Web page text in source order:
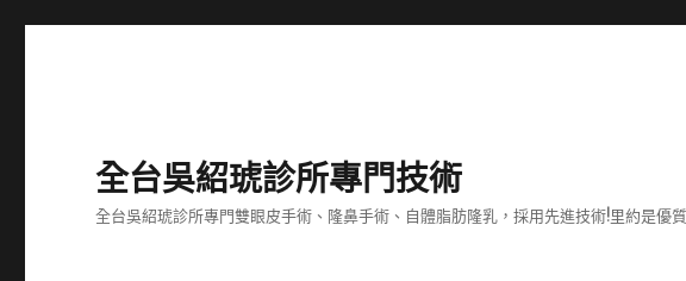
全台吳紹琥診所專門技術
全台吳紹琥診所專門雙眼皮手術、隆鼻手術、自體脂肪隆乳，採用先進技術!里約是